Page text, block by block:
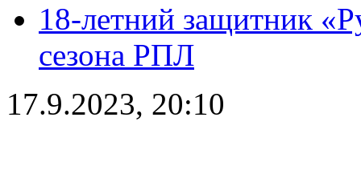
18-летний защитник
сезона РПЛ
17.9.2023, 20:10